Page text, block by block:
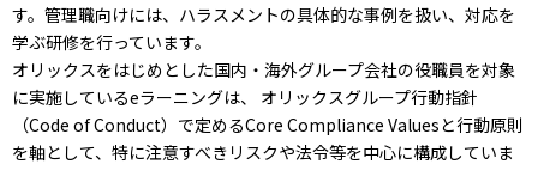
す。管理職向けには、ハラスメントの具体的な事例を扱い、対応を
学ぶ研修を行っています。
オリックスをはじめとした国内・海外グループ会社の役職員を対象
に実施しているeラーニングは、 オリックスグループ行動指針
（Code of Conduct）で定めるCore Compliance Valuesと行動原則
を軸として、特に注意すべきリスクや法令等を中心に構成していま